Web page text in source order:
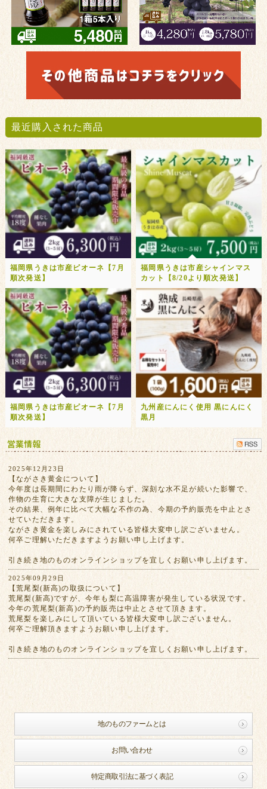
最近購入された商品
福岡県うきは市産ピオーネ【7月
順次発送】
福岡県うきは市産シャインマス
カット【8/20より順次発送】
福岡県うきは市産ピオーネ【7月
順次発送】
九州産にんにく使用 黒にんにく
黒月
2025年12月23日
【ながさき黄金について】
今年度は長期間にわたり雨が降らず、深刻な水不足が続いた影響で、
作物の生育に大きな支障が生じました。
その結果、例年に比べて大幅な不作の為、今期の予約販売を中止とさ
せていただきます。
ながさき黄金を楽しみにされている皆様大変申し訳ございません。
何卒ご理解いただきますようお願い申し上げます。
引き続き地のものオンラインショップを宜しくお願い申し上げます。
2025年09月29日
【荒尾梨(新高)の取扱について】
荒尾梨(新高)ですが、今年も梨に高温障害が発生している状況です。
今年の荒尾梨(新高)の予約販売は中止とさせて頂きます。
荒尾梨を楽しみにして頂いている皆様大変申し訳ございません。
何卒ご理解頂きますようお願い申し上げます。
引き続き地のものオンラインショップを宜しくお願い申し上げます。
地のものファームとは
お問い合わせ
特定商取引法に基づく表記